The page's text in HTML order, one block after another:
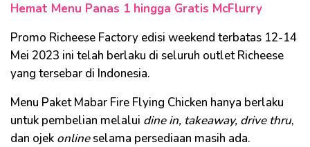
Hemat Menu Panas 1 hingga Gratis McFlurry
Promo Richeese Factory edisi weekend terbatas 12-14
Mei 2023 ini telah berlaku di seluruh outlet Richeese
yang tersebar di Indonesia.
Menu Paket Mabar Fire Flying Chicken hanya berlaku
untuk pembelian melalui dine in, takeaway, drive thru,
dan ojek onlineselama persediaan masih ada.